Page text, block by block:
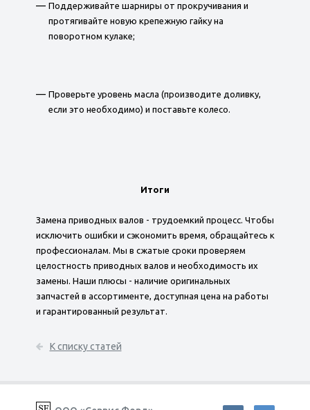
Поддерживайте шарниры от прокручивания и
протягивайте новую крепежную гайку на
поворотном кулаке;
Проверьте уровень масла (производите доливку,
если это необходимо) и поставьте колесо.
Итоги
Замена приводных валов - трудоемкий процесс. Чтобы
исключить ошибки и сэкономить время, обращайтесь к
профессионалам. Мы в сжатые сроки проверяем
целостность приводных валов и необходимость их
замены. Наши плюсы - наличие оригинальных
запчастей в ассортименте, доступная цена на работы
и гарантированный результат.
К списку статей